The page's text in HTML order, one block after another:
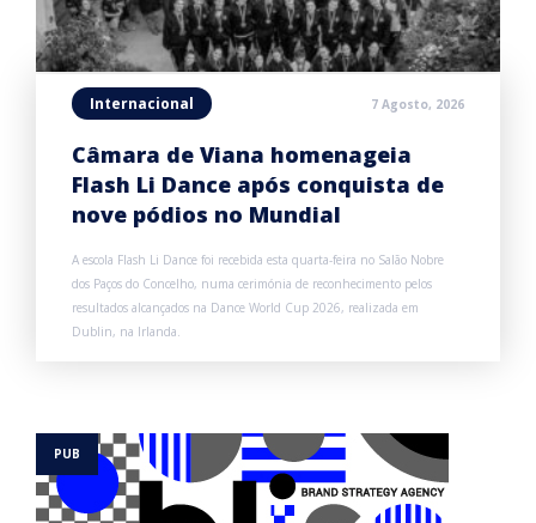
Internacional 7 Agosto, 2026
Câmara de Viana homenageia
Flash Li Dance após conquista de
nove pódios no Mundial
A escola Flash Li Dance foi recebida esta quarta-feira no Salão Nobre
dos Paços do Concelho, numa cerimónia de reconhecimento pelos
resultados alcançados na Dance World Cup 2026, realizada em
Dublin, na Irlanda.